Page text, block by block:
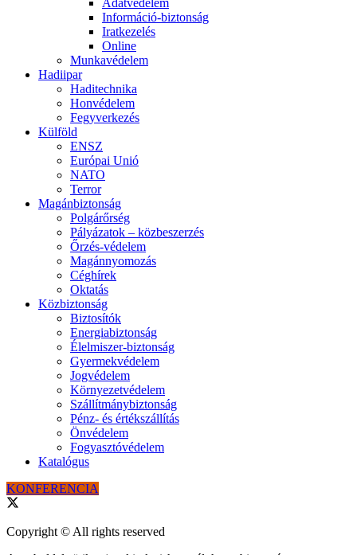
Adatvédelem
Információ-biztonság
Iratkezelés
Online
Munkavédelem
Hadiipar
Haditechnika
Honvédelem
Fegyverkezés
Külföld
ENSZ
Európai Unió
NATO
Terror
Magánbiztonság
Polgárőrség
Pályázatok – közbeszerzés
Őrzés-védelem
Magánnyomozás
Céghírek
Oktatás
Közbiztonság
Biztosítók
Energiabiztonság
Élelmiszer-biztonság
Gyermekvédelem
Jogvédelem
Környezetvédelem
Szállítmánybiztonság
Pénz- és értékszállítás
Önvédelem
Fogyasztóvédelem
Katalógus
KONFERENCIA
Copyright © All rights reserved